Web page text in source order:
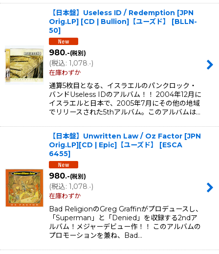
【日本盤】Useless ID / Redemption [JPN
Orig.LP] [CD | Bullion]【ユーズド】
[BLLN-
50]
980.-(税別)
(税込: 1,078 .-)
在庫わずか
通算5枚目となる、イスラエルのパンクロック・
バンドUseless IDのアルバム！！ 2004年12月に
イスラエルと日本で、2005年7月にその他の地域
でリリースされた5thアルバム。このアルバムは…
【日本盤】Unwritten Law / Oz Factor [JPN
Orig.LP][CD | Epic]【ユーズド】
[ESCA
6455]
980.-(税別)
(税込: 1,078 .-)
在庫わずか
Bad ReligionのGreg Graffinがプロデュースし、
「Superman」と「Denied」を収録する2ndア
ルバム！メジャーデビュー作！！ このアルバムの
プロモーションを兼ね、Bad…